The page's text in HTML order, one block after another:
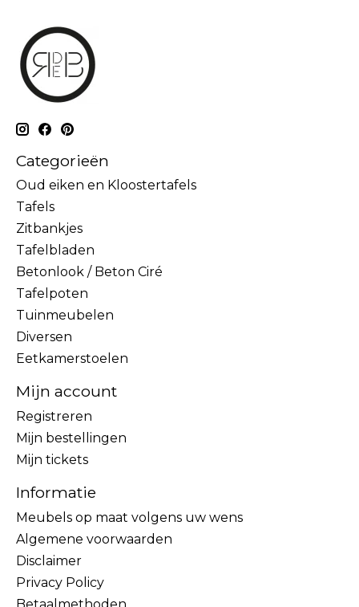
Categorieën
Oud eiken en Kloostertafels
Tafels
Zitbankjes
Tafelbladen
Betonlook / Beton Ciré
Tafelpoten
Tuinmeubelen
Diversen
Eetkamerstoelen
Mijn account
Registreren
Mijn bestellingen
Mijn tickets
Informatie
Meubels op maat volgens uw wens
Algemene voorwaarden
Disclaimer
Privacy Policy
Betaalmethoden